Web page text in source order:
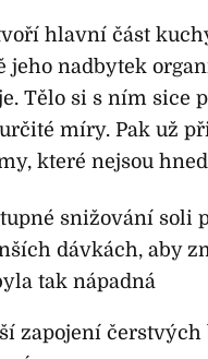
hlavní část
jeho nadbytek
Tělo si s ním sice
míry. Pak už
které nejsou
snižování soli
dávkách, aby
tak nápadná
zapojení